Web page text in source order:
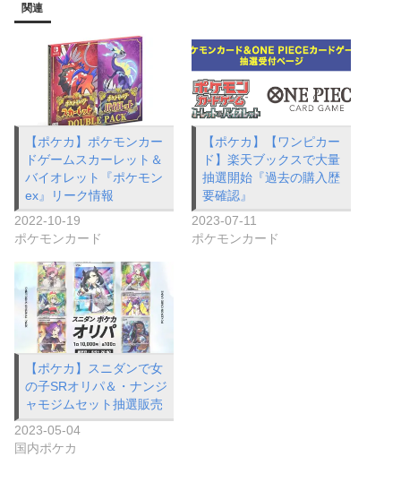
関連
【ポケカ】ポケモンカー
ドゲームスカーレット＆
バイオレット『ポケモン
ex』リーク情報
2022-10-19
ポケモンカード
【ポケカ】【ワンピカー
ド】楽天ブックスで大量
抽選開始『過去の購入歴
要確認』
2023-07-11
ポケモンカード
【ポケカ】スニダンで女
の子SRオリパ＆・ナンジ
ャモジムセット抽選販売
2023-05-04
国内ポケカ